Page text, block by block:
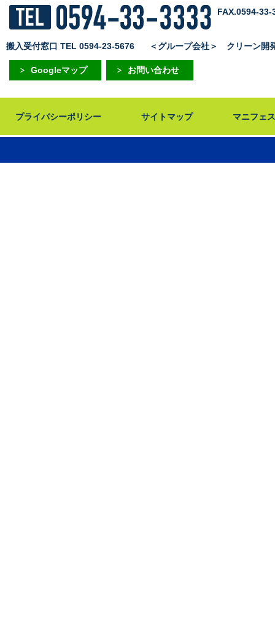
FAX.0594-33-
搬入受付窓口 TEL 0594-23-5676 ＜グループ会社＞ クリーン開
Googleマップ お問い合わせ
プライバシーポリシー サイトマップ マニフェ